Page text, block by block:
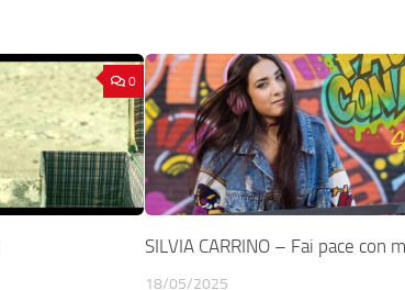
0
SILVIA CARRINO – Fai pace con
18/05/2025